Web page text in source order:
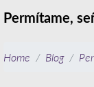
Permítame,
Home Blog